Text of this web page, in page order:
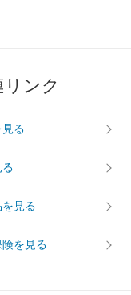
1,300
ンク
る
見る
を見る